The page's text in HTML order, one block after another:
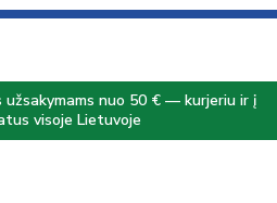
nuo 50 € — kurjeriu ir į
visoje Lietuvoje